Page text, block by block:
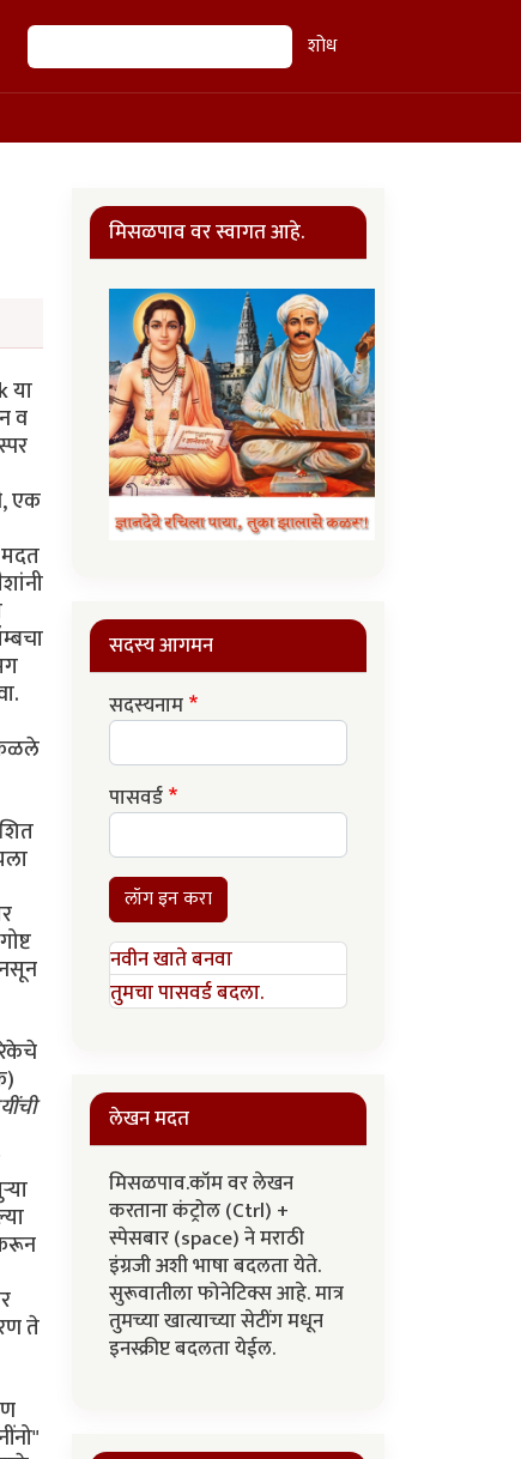
शोध शोध
या
व
एक
मदत
कळले
मिसळपाव वर स्वागत आहे.
सदस्य आगमन
सदस्यनाम
पासवर्ड
लॉग इन करा
नवीन खाते बनवा
तुमचा पासवर्ड बदला.
लेखन मदत
मिसळपाव.कॉम वर लेखन
करताना कंट्रोल (Ctrl) +
स्पेसबार (space) ने मराठी
इंग्रजी अशी भाषा बदलता येते.
सुरूवातीला फोनेटिक्स आहे. मात्र
तुमच्या खात्याच्या सेटींग मधून
इनस्क्रीप्ट बदलता येईल.